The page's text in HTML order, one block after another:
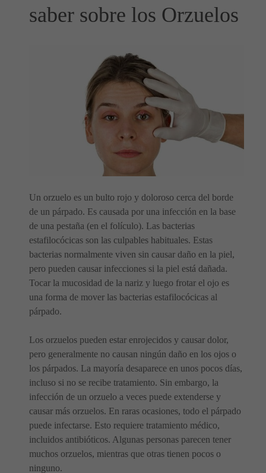
saber sobre los Orzuelos
Un orzuelo es un bulto rojo y doloroso cerca del borde
de un párpado. Es causada por una infección en la base
de una pestaña (en el folículo). Las bacterias
estafilocócicas son las culpables habituales. Estas
bacterias normalmente viven sin causar daño en la piel,
pero pueden causar infecciones si la piel está dañada.
Tocar la mucosidad de la nariz y luego frotar el ojo es
una forma de mover las bacterias estafilocócicas al
párpado.
Los orzuelos pueden estar enrojecidos y causar dolor,
pero generalmente no causan ningún daño en los ojos o
los párpados. La mayoría desaparece en unos pocos días,
incluso si no se recibe tratamiento. Sin embargo, la
infección de un orzuelo a veces puede extenderse y
causar más orzuelos. En raras ocasiones, todo el párpado
puede infectarse. Esto requiere tratamiento médico,
incluidos antibióticos. Algunas personas parecen tener
muchos orzuelos, mientras que otras tienen pocos o
ninguno.